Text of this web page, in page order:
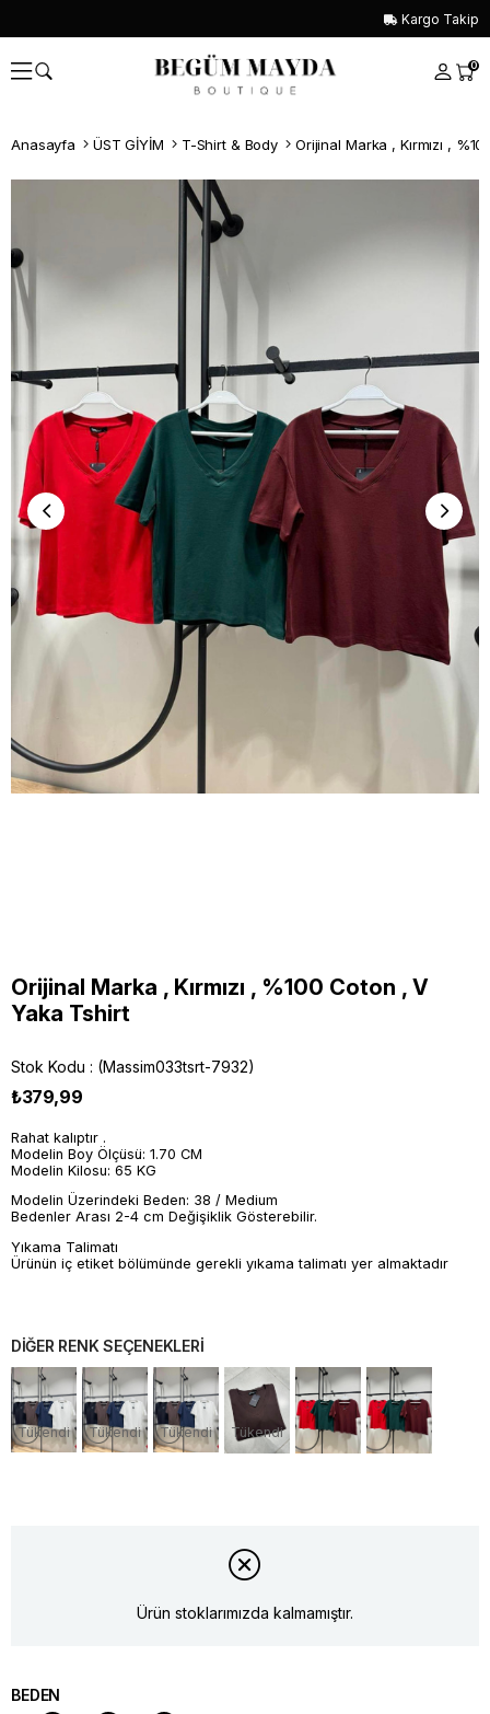
Kargo Takip
0
Anasayfa ÜST GİYİM T-Shirt & Body Orijinal Marka , Kırmızı ,
Whatsapp İle Sipariş ver
Orijinal Marka , Kırmızı , %100 Coton , V
Yaka Tshirt
Stok Kodu (Massim033tsrt-7932)
₺379,99
Rahat kalıptır .
Modelin Boy Ölçüsü: 1.70 CM
Modelin Kilosu: 65 KG
Modelin Üzerindeki Beden: 38 / Medium
Bedenler Arası 2-4 cm Değişiklik Gösterebilir.
Yıkama Talimatı
Ürünün iç etiket bölümünde gerekli yıkama talimatı yer almaktadır
DİĞER RENK SEÇENEKLERİ
Tükendi Tükendi Tükendi Tükendi
Ürün stoklarımızda kalmamıştır.
BEDEN